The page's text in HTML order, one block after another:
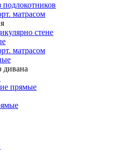
подлокотников
матрасом
стене
матрасом
дивана
прямые